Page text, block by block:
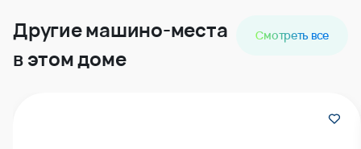
Другие машино-места
в этом доме
Смотреть все